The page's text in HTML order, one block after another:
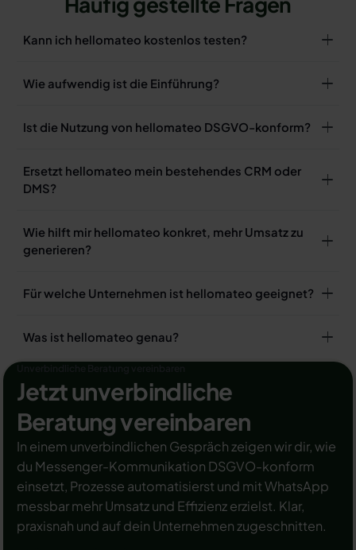
Kann ich hellomateo kostenlos testen?
Wie aufwendig ist die Einführung?
Ist die Nutzung von hellomateo DSGVO-konform?
Ersetzt hellomateo mein bestehendes CRM oder
DMS?
Wie hilft mir hellomateo konkret, mehr Umsatz zu
generieren?
Für welche Unternehmen ist hellomateo geeignet?
Was ist hellomateo genau?
Jetzt unverbindliche
Beratung vereinbaren
In einem unverbindlichen Gespräch zeigen wir dir, wie
du Messenger-Kommunikation DSGVO-konform
einsetzt, Prozesse automatisierst und mit WhatsApp
messbar mehr Umsatz und Effizienz erzielst. Klar,
praxisnah und auf dein Unternehmen zugeschnitten.